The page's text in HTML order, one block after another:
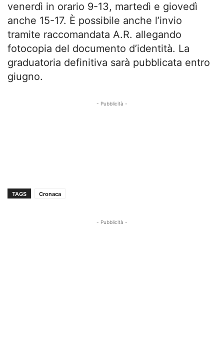
venerdì in orario 9-13, martedì e giovedì
anche 15-17. È possibile anche l’invio
tramite raccomandata A.R. allegando
fotocopia del documento d’identità. La
graduatoria definitiva sarà pubblicata entro
giugno.
- Pubblicità -
TAGS Cronaca
- Pubblicità -